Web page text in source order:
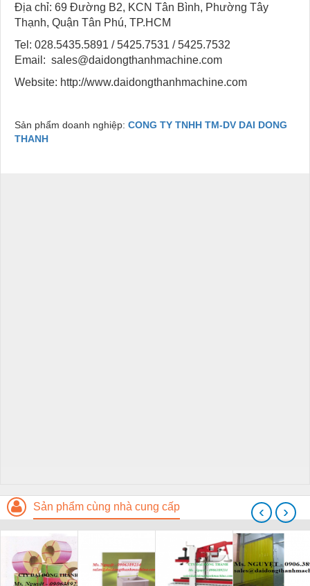
Địa chỉ: 69 Đường B2, KCN Tân Bình, Phường Tây
Thạnh, Quận Tân Phú, TP.HCM
Tel: 028.5435.5891 / 5425.7531 / 5425.7532
Email: sales@daidongthanhmachine.com
Website: http://www.daidongthanhmachine.com
Sản phẩm doanh nghiệp: CONG TY TNHH TM-DV DAI DONG
THANH
Sản phẩm cùng nhà cung cấp ‹ ›